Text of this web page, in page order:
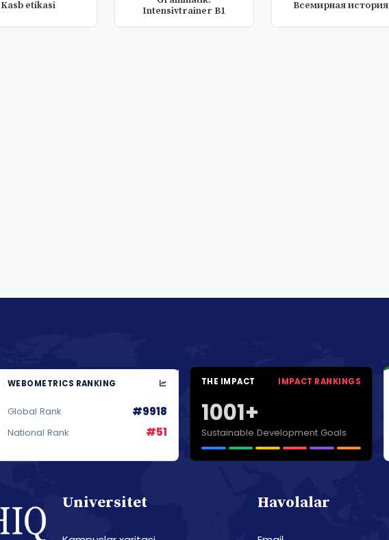
Kasb etikasi
Intensivtrainer B1
Всемирная история
WEBOMETRICS RANKING
Global Rank #9918
National Rank #51
THE IMPACT IMPACT RANKINGS
1001+
Sustainable Development Goals
Universitet Havolalar